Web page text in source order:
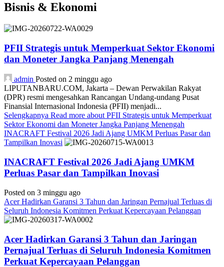
Bisnis & Ekonomi
PFII Strategis untuk Memperkuat Sektor Ekonomi
dan Moneter Jangka Panjang Menengah
admin Posted on 2 minggu ago
LIPUTANBARU.COM, Jakarta – Dewan Perwakilan Rakyat
(DPR) resmi mengesahkan Rancangan Undang-undang Pusat
Finansial Internasional Indonesia (PFII) menjadi...
Selengkapnya Read more about PFII Strategis untuk Memperkuat
Sektor Ekonomi dan Moneter Jangka Panjang Menengah
INACRAFT Festival 2026 Jadi Ajang UMKM Perluas Pasar dan
Tampilkan Inovasi
INACRAFT Festival 2026 Jadi Ajang UMKM
Perluas Pasar dan Tampilkan Inovasi
Posted on 3 minggu ago
Acer Hadirkan Garansi 3 Tahun dan Jaringan Pernajual Terluas di
Seluruh Indonesia Komitmen Perkuat Kepercayaan Pelanggan
Acer Hadirkan Garansi 3 Tahun dan Jaringan
Pernajual Terluas di Seluruh Indonesia Komitmen
Perkuat Kepercayaan Pelanggan